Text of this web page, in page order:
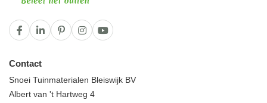
Contact
Snoei Tuinmaterialen Bleiswijk BV
Albert van 't Hartweg 4